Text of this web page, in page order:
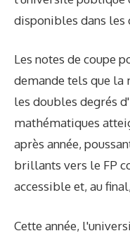
disponibles dans les
Les notes de coupe
demande tels que la
les doubles degrés
mathématiques
après année,
brillants vers le FP
accessible et, au
Cette année,